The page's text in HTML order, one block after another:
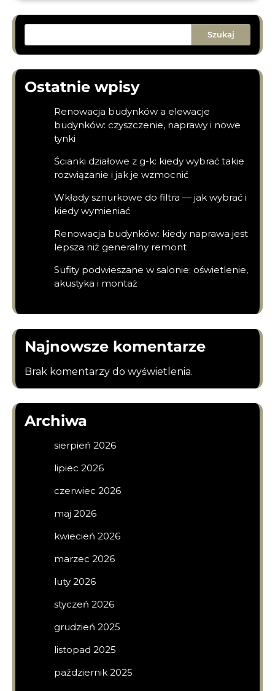
Szukaj
Ostatnie wpisy
Renowacja budynków a elewacje
budynków: czyszczenie, naprawy i nowe
tynki
Ścianki działowe z g-k: kiedy wybrać takie
rozwiązanie i jak je wzmocnić
Wkłady sznurkowe do filtra — jak wybrać i
kiedy wymieniać
Renowacja budynków: kiedy naprawa jest
lepsza niż generalny remont
Sufity podwieszane w salonie: oświetlenie,
akustyka i montaż
Najnowsze komentarze
Brak komentarzy do wyświetlenia.
Archiwa
sierpień 2026
lipiec 2026
czerwiec 2026
maj 2026
kwiecień 2026
marzec 2026
luty 2026
styczeń 2026
grudzień 2025
listopad 2025
październik 2025